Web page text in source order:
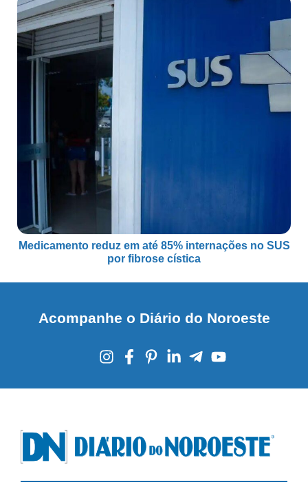
Medicamento reduz em até 85% internações no SUS
por fibrose cística
Acompanhe o Diário do Noroeste